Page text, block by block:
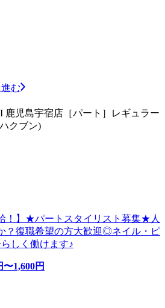
む
鹿児島宇宿店［パート］レギュラー
クブン)
！】★パートスタイリスト募集★人
？復職希望の方大歓迎◎ネイル・ピ
しく働けます♪
〜1,600円